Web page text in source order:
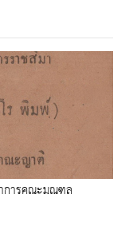
การคณะมณฑล